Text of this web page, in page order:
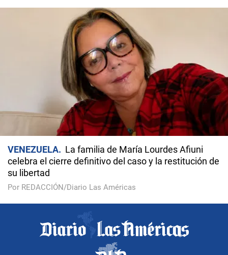
VENEZUELA
La familia de María Lourdes Afiuni
celebra el cierre definitivo del caso y la restitución de
su libertad
Por REDACCIÓN/Diario Las Américas